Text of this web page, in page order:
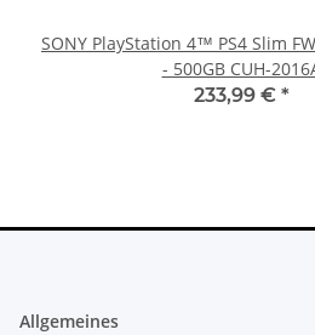
SONY PlayStation 4™ PS4 Slim
- 500GB CUH-
233,99 € *
Allgemeines